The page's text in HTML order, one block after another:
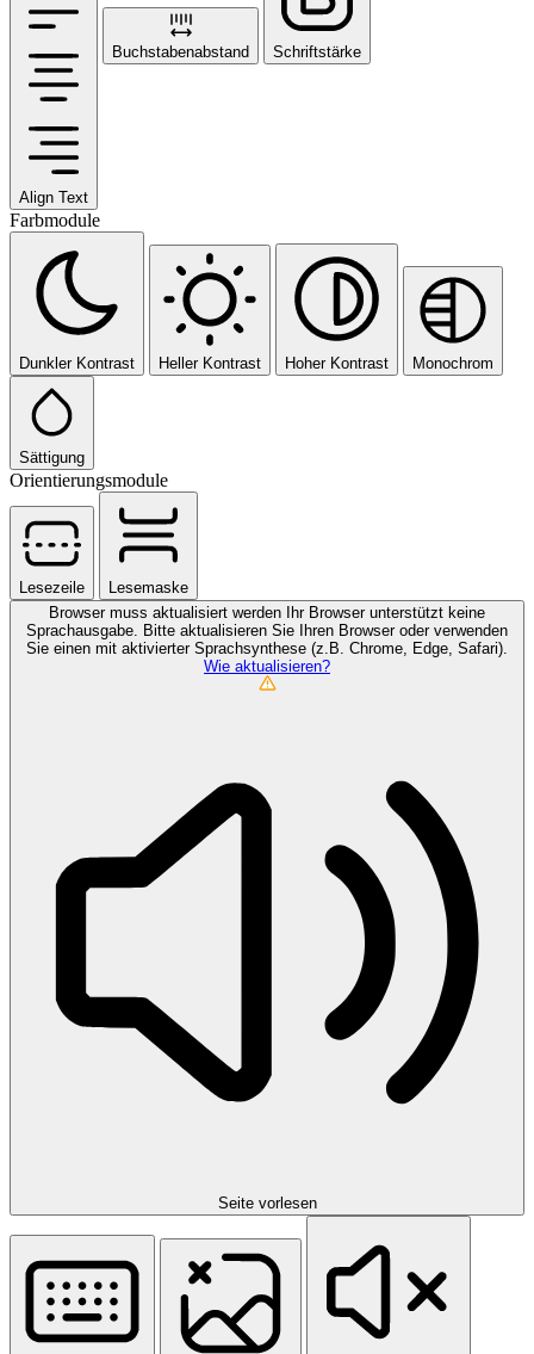
Align Text
Buchstabenabstand Schriftstärke
Farbmodule
Dunkler Kontrast Heller Kontrast Hoher Kontrast Monochrom
Sättigung
Orientierungsmodule
Lesezeile
Lesemaske
Browser muss aktualisiert werden
Ihr Browser unterstützt keine
Sprachausgabe. Bitte aktualisieren Sie Ihren Browser oder verwenden
Sie einen mit aktivierter Sprachsynthese (z.B. Chrome, Edge, Safari).
Wie aktualisieren?
Seite vorlesen